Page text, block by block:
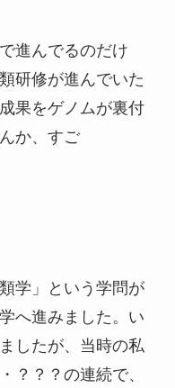
進んでるのだけ
研修が進んでいた
果をゲノムが裏付
か、すご
学」という学問が
へ進みました。い
したが、当時の私
？？？の連続で、